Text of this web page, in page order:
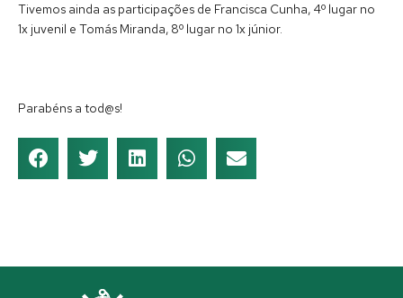
Tivemos ainda as participações de Francisca Cunha, 4º lugar no
1x juvenil e Tomás Miranda, 8º lugar no 1x júnior.
Parabéns a tod@s!